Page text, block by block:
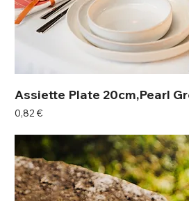
Assiette Plate 20cm,Pearl
Prix
0,82 €